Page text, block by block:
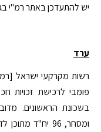
יש להתעדכן באתר רמ"י
ערד
רשות מקרקעי ישראל
בשכונת הראשונים.